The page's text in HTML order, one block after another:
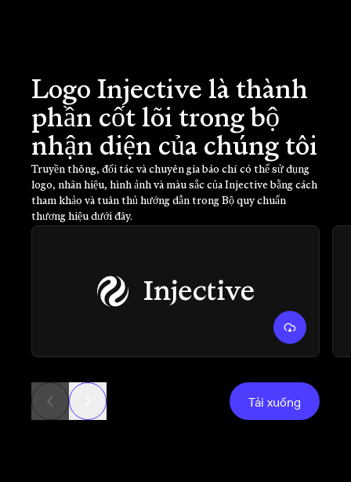
Logo Injective là thành
phần cốt lõi trong bộ
nhận diện của chúng tôi
Truyền thông, đối tác và chuyên gia báo chí có thể sử dụng
logo, nhãn hiệu, hình ảnh và màu sắc của Injective bằng cách
tham khảo và tuân thủ hướng dẫn trong Bộ quy chuẩn
thương hiệu dưới đây.
Tải xuống